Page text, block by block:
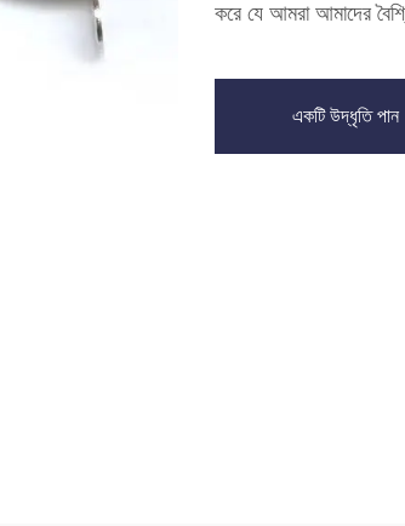
করে যে আমরা আমাদের
একটি উদ্ধৃতি পান